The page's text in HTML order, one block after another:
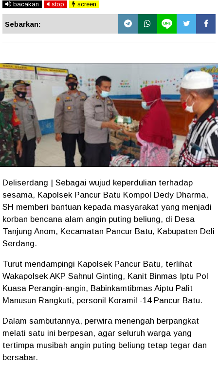
bacakan stop screen
Sebarkan:
Deliserdang | Sebagai wujud keperdulian terhadap
sesama, Kapolsek Pancur Batu Kompol Dedy Dharma,
SH memberi bantuan kepada masyarakat yang menjadi
korban bencana alam angin puting beliung, di Desa
Tanjung Anom, Kecamatan Pancur Batu, Kabupaten Deli
Serdang.
Turut mendampingi Kapolsek Pancur Batu, terlihat
Wakapolsek AKP Sahnul Ginting, Kanit Binmas Iptu Pol
Kuasa Perangin-angin, Babinkamtibmas Aiptu Palit
Manusun Rangkuti, personil Koramil -14 Pancur Batu.
Dalam sambutannya, perwira menengah berpangkat
melati satu ini berpesan, agar seluruh warga yang
tertimpa musibah angin puting beliung tetap tegar dan
bersabar.